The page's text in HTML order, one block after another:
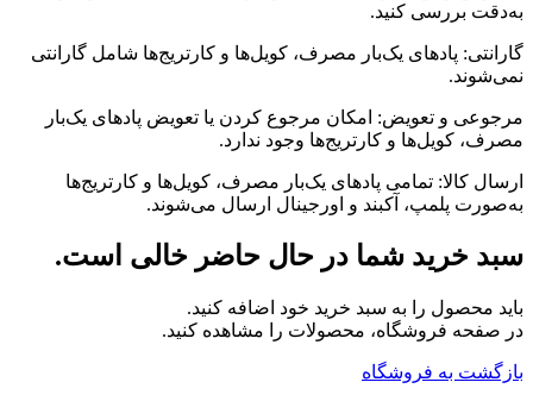
به‌دقت بررسی کنید.
گارانتی: پادهای یک‌بار مصرف، کویل‌ها و کارتریج‌ها شامل گارانتی
نمی‌شوند.
مرجوعی و تعویض: امکان مرجوع کردن یا تعویض پادهای یک‌بار
مصرف، کویل‌ها و کارتریج‌ها وجود ندارد.
ارسال کالا: تمامی پادهای یک‌بار مصرف، کویل‌ها و کارتریج‌ها
به‌صورت پلمپ، آکبند و اورجینال ارسال می‌شوند.
سبد خرید شما در حال حاضر خالی است.
باید محصول را به سبد خرید خود اضافه کنید.
در صفحه فروشگاه، محصولات را مشاهده کنید.
بازگشت به فروشگاه